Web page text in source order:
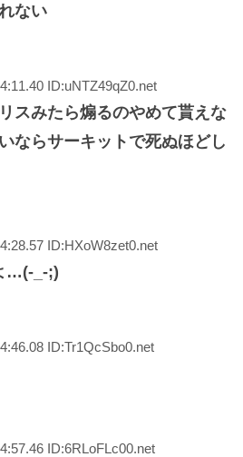
ない
ID:uNTZ49qZ0.net
スみたら煽るのやめて貰えな
ならサーキットで死ぬほどし
ID:HXoW8zet0.net
…(-_-;)
ID:Tr1QcSbo0.net
ID:6RLoFLc00.net